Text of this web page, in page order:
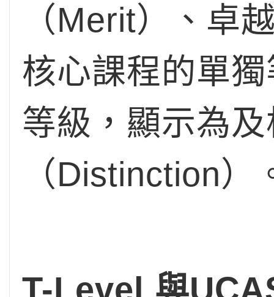
（Merit）、卓
核心課程的單
等級，顯示為
（Distinction）